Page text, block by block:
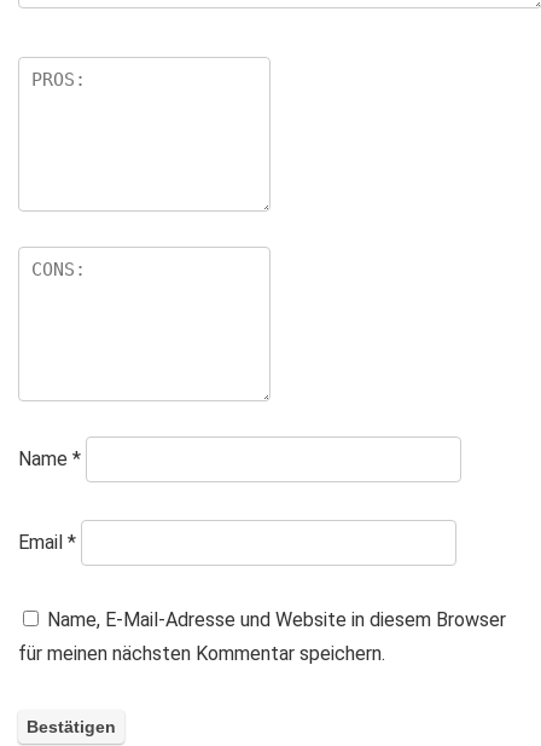
Name *
Email *
Name, E-Mail-Adresse und Website in diesem Browser
für meinen nächsten Kommentar speichern.